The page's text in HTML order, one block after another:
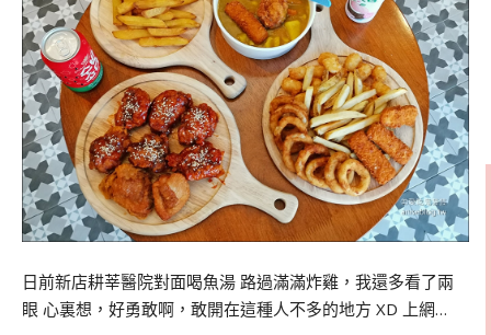
日前新店耕莘醫院對面喝魚湯 路過滿滿炸雞，我還多看了兩
眼 心裏想，好勇敢啊，敢開在這種人不多的地方 XD 上網…